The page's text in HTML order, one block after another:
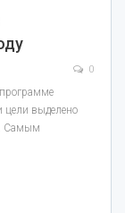
0
цели выделено
Самым